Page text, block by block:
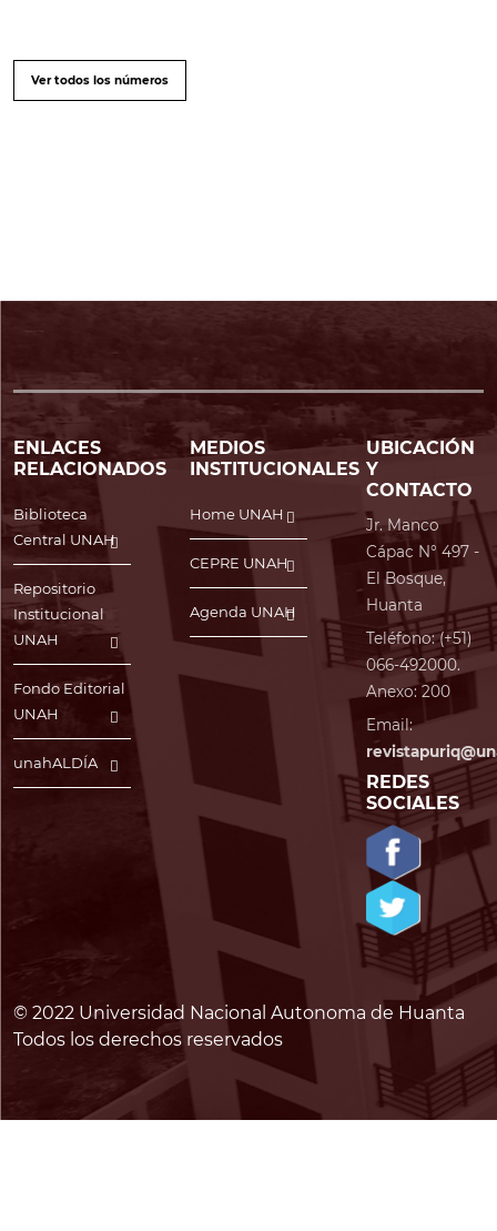
Ver todos los números
ENLACES
RELACIONADOS
Biblioteca
Central UNAH
Repositorio
Institucional
UNAH
Fondo Editorial
UNAH
unahALDÍA
MEDIOS
INSTITUCIONALES
Home UNAH
CEPRE UNAH
Agenda UNAH
UBICACIÓN
Y
CONTACTO
Jr. Manco
Cápac N° 497 -
El Bosque,
Huanta
Teléfono: (+51)
066-492000.
Anexo: 200
Email:
REDES
SOCIALES
© 2022 Universidad Nacional Autonoma de Huanta
Todos los derechos reservados